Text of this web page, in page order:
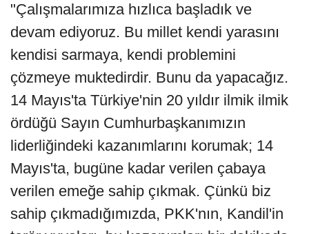
"Çalışmalarımıza hızlıca başladık ve
devam ediyoruz. Bu millet kendi yarasını
kendisi sarmaya, kendi problemini
çözmeye muktedirdir. Bunu da yapacağız.
14 Mayıs'ta Türkiye'nin 20 yıldır ilmik ilmik
ördüğü Sayın Cumhurbaşkanımızın
liderliğindeki kazanımlarını korumak; 14
Mayıs'ta, bugüne kadar verilen çabaya
verilen emeğe sahip çıkmak. Çünkü biz
sahip çıkmadığımızda, PKK'nın, Kandil'in